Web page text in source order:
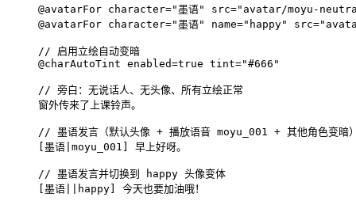
@avatarFor character="墨语" src="avatar/moyu-
@avatarFor character="墨语" name="happy" src=
// 启用立绘自动变暗
@charAutoTint enabled=true tint="#666"
// 旁白：无说话人、无头像、所有立绘正常
窗外传来了上课铃声。
// 墨语发言（默认头像 + 播放语音 moyu_001 + 其他角色变暗
墨语|moyu_001 ] 早上好呀。
// 墨语发言并切换到 happy 头像变体
墨语||happy ] 今天也要加油哦！